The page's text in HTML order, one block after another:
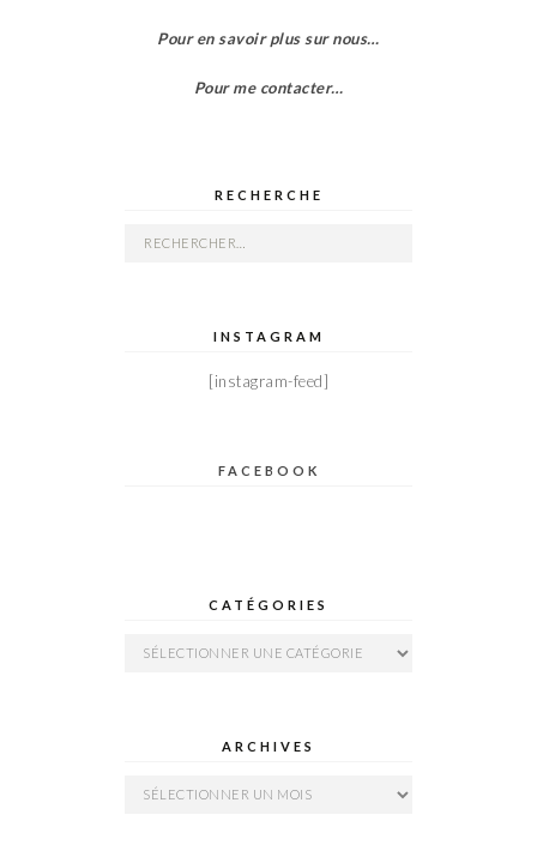
Pour en savoir plus sur nous…
Pour me contacter…
RECHERCHE
Rechercher :
INSTAGRAM
[instagram-feed]
FACEBOOK
CATÉGORIES
Catégories
ARCHIVES
Archives